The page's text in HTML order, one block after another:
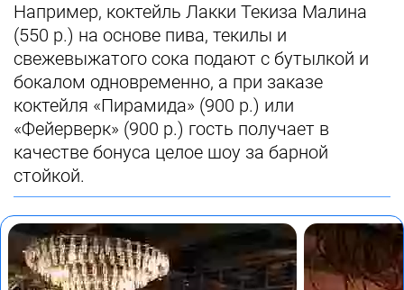
Например, коктейль Лакки Текиза Малина
(550 р.) на основе пива, текилы и
свежевыжатого сока подают с бутылкой и
бокалом одновременно, а при заказе
коктейля «Пирамида» (900 р.) или
«Фейерверк» (900 р.) гость получает в
качестве бонуса целое шоу за барной
стойкой.